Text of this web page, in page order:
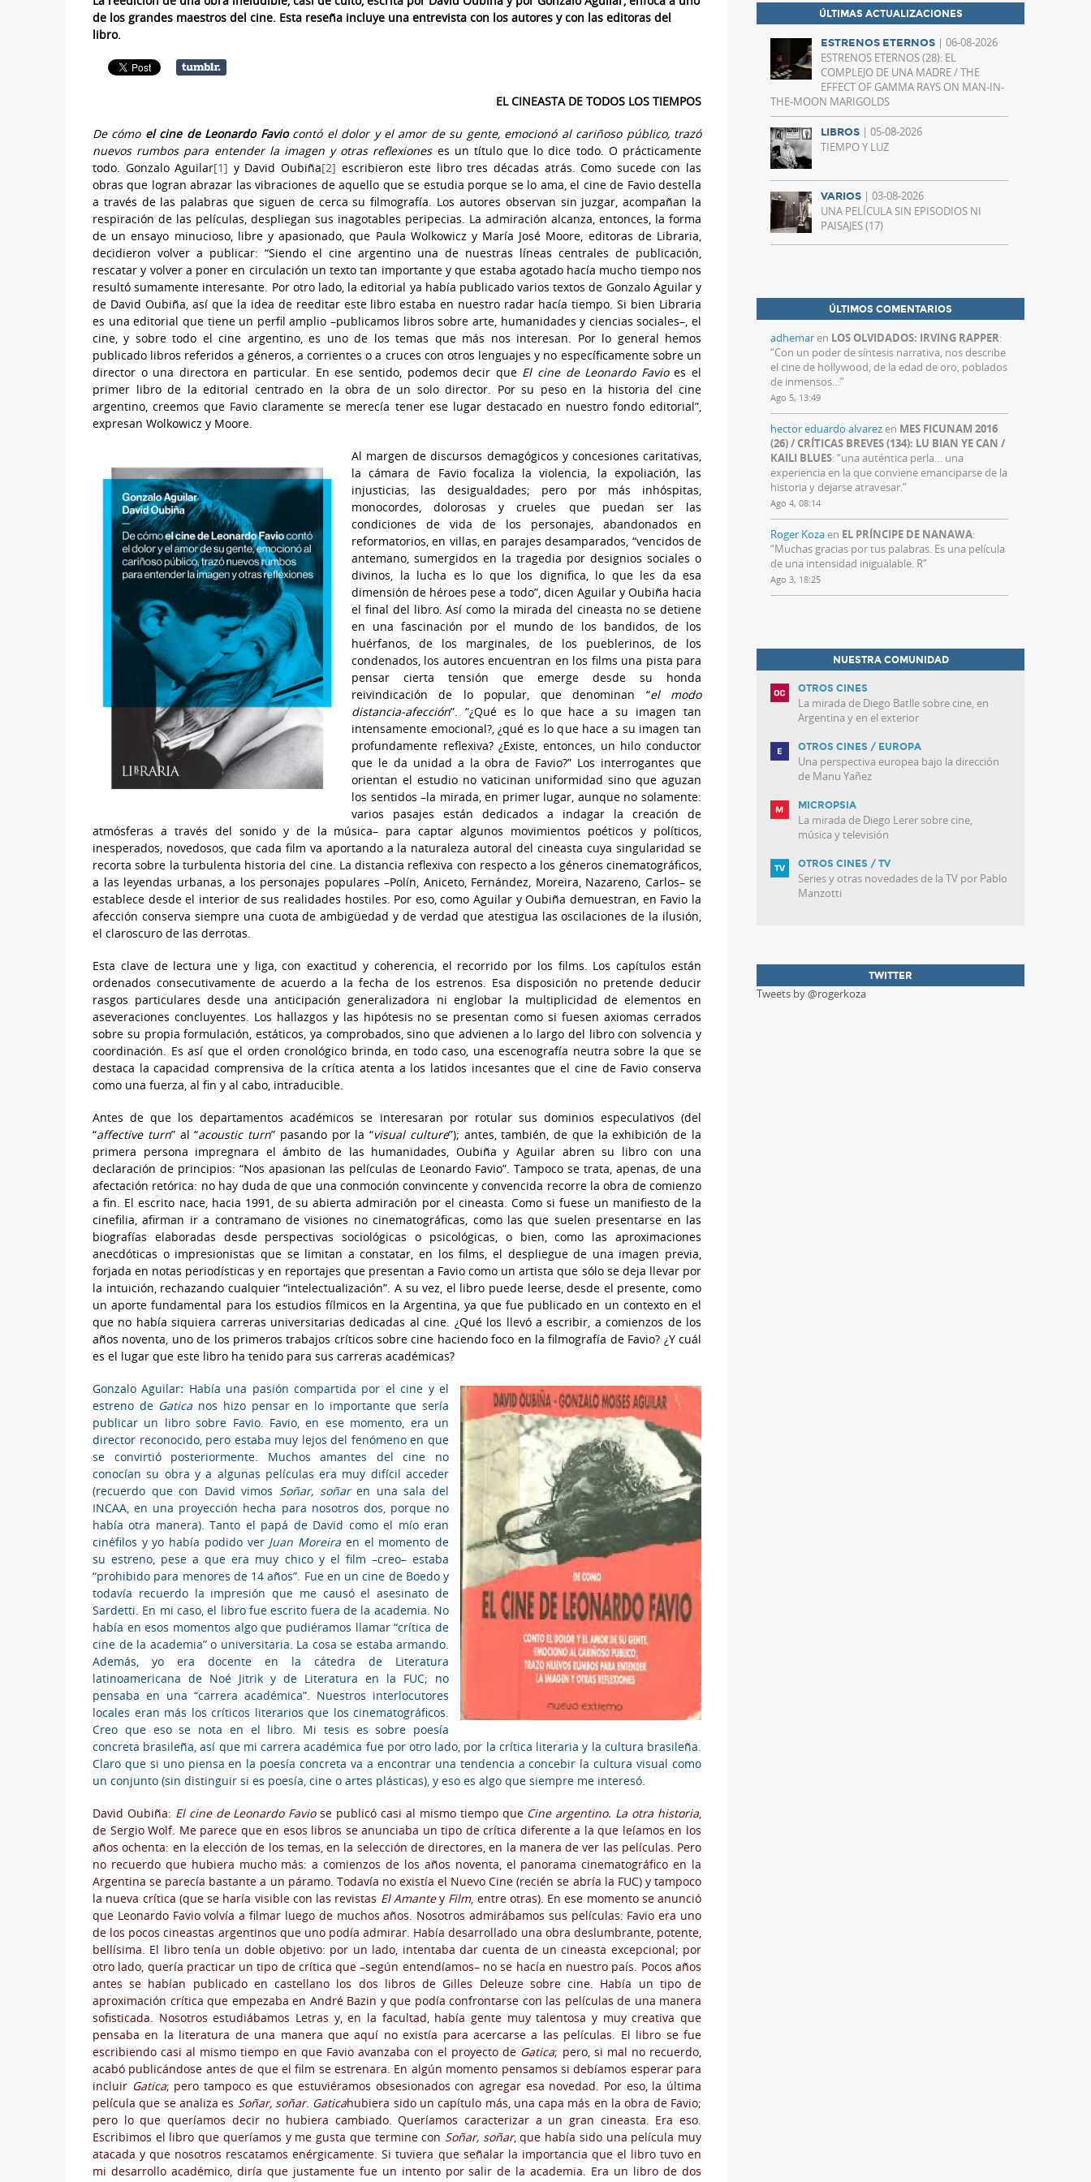
de los grandes maestros del cine. Esta reseña incluye una entrevista con los autores y con las editoras del
libro.
EL CINEASTA DE TODOS LOS TIEMPOS
De cómo el cine de Leonardo Faviocontó el dolor y el amor de su gente, emocionó al cariñoso público, trazó
nuevos rumbos para entender la imagen y otras reflexiones es un título que lo dice todo. O prácticamente
todo. Gonzalo Aguilar[1] y David Oubiña[2] escribieron este libro tres décadas atrás. Como sucede con las
obras que logran abrazar las vibraciones de aquello que se estudia porque se lo ama, el cine de Favio destella
a través de las palabras que siguen de cerca su filmografía. Los autores observan sin juzgar, acompañan la
respiración de las películas, despliegan sus inagotables peripecias. La admiración alcanza, entonces, la forma
de un ensayo minucioso, libre y apasionado, que Paula Wolkowicz y María José Moore, editoras de Libraria,
decidieron volver a publicar: “Siendo el cine argentino una de nuestras líneas centrales de publicación,
rescatar y volver a poner en circulación un texto tan importante y que estaba agotado hacía mucho tiempo nos
resultó sumamente interesante. Por otro lado, la editorial ya había publicado varios textos de Gonzalo Aguilar y
de David Oubiña, así que la idea de reeditar este libro estaba en nuestro radar hacía tiempo. Si bien Libraria
es una editorial que tiene un perfil amplio –publicamos libros sobre arte, humanidades y ciencias sociales–, el
cine, y sobre todo el cine argentino, es uno de los temas que más nos interesan. Por lo general hemos
publicado libros referidos a géneros, a corrientes o a cruces con otros lenguajes y no específicamente sobre un
director o una directora en particular. En ese sentido, podemos decir que El cine de Leonardo Favioes el
primer libro de la editorial centrado en la obra de un solo director. Por su peso en la historia del cine
argentino, creemos que Favio claramente se merecía tener ese lugar destacado en nuestro fondo editorial”,
expresan Wolkowicz y Moore.
Al margen de discursos demagógicos y concesiones caritativas,
la cámara de Favio focaliza la violencia, la expoliación, las
injusticias, las desigualdades; pero por más inhóspitas,
monocordes, dolorosas y crueles que puedan ser las
condiciones de vida de los personajes, abandonados en
reformatorios, en villas, en parajes desamparados, “vencidos de
antemano, sumergidos en la tragedia por designios sociales o
divinos, la lucha es lo que los dignifica, lo que les da esa
dimensión de héroes pese a todo”, dicen Aguilar y Oubiña hacia
el final del libro. Así como la mirada del cineasta no se detiene
en una fascinación por el mundo de los bandidos, de los
huérfanos, de los marginales, de los pueblerinos, de los
condenados, los autores encuentran en los films una pista para
pensar cierta tensión que emerge desde su honda
reivindicación de lo popular, que denominan “el modo
distancia-afección”. “¿Qué es lo que hace a su imagen tan
intensamente emocional?, ¿qué es lo que hace a su imagen tan
profundamente reflexiva? ¿Existe, entonces, un hilo conductor
que le da unidad a la obra de Favio?” Los interrogantes que
orientan el estudio no vaticinan uniformidad sino que aguzan
los sentidos –la mirada, en primer lugar, aunque no solamente:
varios pasajes están dedicados a indagar la creación de
atmósferas a través del sonido y de la música– para captar algunos movimientos poéticos y políticos,
inesperados, novedosos, que cada film va aportando a la naturaleza autoral del cineasta cuya singularidad se
recorta sobre la turbulenta historia del cine. La distancia reflexiva con respecto a los géneros cinematográficos,
a las leyendas urbanas, a los personajes populares –Polín, Aniceto, Fernández, Moreira, Nazareno, Carlos– se
establece desde el interior de sus realidades hostiles. Por eso, como Aguilar y Oubiña demuestran, en Favio la
afección conserva siempre una cuota de ambigüedad y de verdad que atestigua las oscilaciones de la ilusión,
el claroscuro de las derrotas.
Esta clave de lectura une y liga, con exactitud y coherencia, el recorrido por los films. Los capítulos están
ordenados consecutivamente de acuerdo a la fecha de los estrenos. Esa disposición no pretende deducir
rasgos particulares desde una anticipación generalizadora ni englobar la multiplicidad de elementos en
aseveraciones concluyentes. Los hallazgos y las hipótesis no se presentan como si fuesen axiomas cerrados
sobre su propia formulación, estáticos, ya comprobados, sino que advienen a lo largo del libro con solvencia y
coordinación. Es así que el orden cronológico brinda, en todo caso, una escenografía neutra sobre la que se
destaca la capacidad comprensiva de la crítica atenta a los latidos incesantes que el cine de Favio conserva
como una fuerza, al fin y al cabo, intraducible.
Antes de que los departamentos académicos se interesaran por rotular sus dominios especulativos (del
“affective turn” al “acoustic turn” pasando por la “visual culture”); antes, también, de que la exhibición de la
primera persona impregnara el ámbito de las humanidades, Oubiña y Aguilar abren su libro con una
declaración de principios: “Nos apasionan las películas de Leonardo Favio”. Tampoco se trata, apenas, de una
afectación retórica: no hay duda de que una conmoción convincente y convencida recorre la obra de comienzo
a fin. El escrito nace, hacia 1991, de su abierta admiración por el cineasta. Como si fuese un manifiesto de la
cinefilia, afirman ir a contramano de visiones no cinematográficas, como las que suelen presentarse en las
biografías elaboradas desde perspectivas sociológicas o psicológicas, o bien, como las aproximaciones
anecdóticas o impresionistas que se limitan a constatar, en los films, el despliegue de una imagen previa,
forjada en notas periodísticas y en reportajes que presentan a Favio como un artista que sólo se deja llevar por
la intuición, rechazando cualquier “intelectualización”. A su vez, el libro puede leerse, desde el presente, como
un aporte fundamental para los estudios fílmicos en la Argentina, ya que fue publicado en un contexto en el
que no había siquiera carreras universitarias dedicadas al cine. ¿Qué los llevó a escribir, a comienzos de los
años noventa, uno de los primeros trabajos críticos sobre cine haciendo foco en la filmografía de Favio? ¿Y cuál
es el lugar que este libro ha tenido para sus carreras académicas?
Gonzalo Aguilar: Había una pasión compartida por el cine y el
estreno de Gatica nos hizo pensar en lo importante que sería
publicar un libro sobre Favio. Favio, en ese momento, era un
director reconocido, pero estaba muy lejos del fenómeno en que
se convirtió posteriormente. Muchos amantes del cine no
conocían su obra y a algunas películas era muy difícil acceder
(recuerdo que con David vimos Soñar, soñaren una sala del
INCAA, en una proyección hecha para nosotros dos, porque no
había otra manera). Tanto el papá de David como el mío eran
cinéfilos y yo había podido ver Juan Moreira en el momento de
su estreno, pese a que era muy chico y el film –creo– estaba
“prohibido para menores de 14 años”. Fue en un cine de Boedo y
todavía recuerdo la impresión que me causó el asesinato de
Sardetti. En mi caso, el libro fue escrito fuera de la academia. No
había en esos momentos algo que pudiéramos llamar “crítica de
cine de la academia” o universitaria. La cosa se estaba armando.
Además, yo era docente en la cátedra de Literatura
latinoamericana de Noé Jitrik y de Literatura en la FUC; no
pensaba en una “carrera académica”. Nuestros interlocutores
locales eran más los críticos literarios que los cinematográficos.
Creo que eso se nota en el libro. Mi tesis es sobre poesía
concreta brasileña, así que mi carrera académica fue por otro lado, por la crítica literaria y la cultura brasileña.
Claro que si uno piensa en la poesía concreta va a encontrar una tendencia a concebir la cultura visual como
un conjunto (sin distinguir si es poesía, cine o artes plásticas), y eso es algo que siempre me interesó.
David Oubiña: El cine de Leonardo Faviose publicó casi al mismo tiempo que Cine argentino. La otra historia
de Sergio Wolf. Me parece que en esos libros se anunciaba un tipo de crítica diferente a la que leíamos en los
años ochenta: en la elección de los temas, en la selección de directores, en la manera de ver las películas. Pero
no recuerdo que hubiera mucho más: a comienzos de los años noventa, el panorama cinematográfico en la
Argentina se parecía bastante a un páramo. Todavía no existía el Nuevo Cine (recién se abría la FUC) y tampoco
la nueva crítica (que se haría visible con las revistas El Amantey Film, entre otras). En ese momento se anunció
que Leonardo Favio volvía a filmar luego de muchos años. Nosotros admirábamos sus películas: Favio era uno
de los pocos cineastas argentinos que uno podía admirar. Había desarrollado una obra deslumbrante, potente,
bellísima. El libro tenía un doble objetivo: por un lado, intentaba dar cuenta de un cineasta excepcional; por
otro lado, quería practicar un tipo de crítica que –según entendíamos– no se hacía en nuestro país. Pocos años
antes se habían publicado en castellano los dos libros de Gilles Deleuze sobre cine. Había un tipo de
aproximación crítica que empezaba en André Bazin y que podía confrontarse con las películas de una manera
sofisticada. Nosotros estudiábamos Letras y, en la facultad, había gente muy talentosa y muy creativa que
pensaba en la literatura de una manera que aquí no existía para acercarse a las películas. El libro se fue
escribiendo casi al mismo tiempo en que Favio avanzaba con el proyecto de Gatica; pero, si mal no recuerdo,
acabó publicándose antes de que el film se estrenara. En algún momento pensamos si debíamos esperar para
incluir Gatica; pero tampoco es que estuviéramos obsesionados con agregar esa novedad. Por eso, la última
película que se analiza es Soñar, soñar. Gaticahubiera sido un capítulo más, una capa más en la obra de Favio;
pero lo que queríamos decir no hubiera cambiado. Queríamos caracterizar a un gran cineasta. Era eso.
Escribimos el libro que queríamos y me gusta que termine con Soñar, soñar, que había sido una película muy
atacada y que nosotros rescatamos enérgicamente. Si tuviera que señalar la importancia que el libro tuvo en
mi desarrollo académico, diría que justamente fue un intento por salir de la academia. Era un libro de dos
ÚLTIMAS ACTUALIZACIONES
ESTRENOS ETERNOS | 06-08-2026
ESTRENOS ETERNOS (28): EL
COMPLEJO DE UNA MADRE / THE
EFFECT OF GAMMA RAYS ON MAN-IN-
THE-MOON MARIGOLDS
LIBROS | 05-08-2026
TIEMPO Y LUZ
VARIOS | 03-08-2026
UNA PELÍCULA SIN EPISODIOS NI
PAISAJES (17)
ÚLTIMOS COMENTARIOS
adhemaren LOS OLVIDADOS: IRVING RAPPER:
“Con un poder de síntesis narrativa, nos describe
el cine de hollywood, de la edad de oro, poblados
de inmensos…”
Ago 5, 13:49
hector eduardo alvarezen MES FICUNAM 2016
(26) / CRÍTICAS BREVES (134): LU BIAN YE CAN /
KAILI BLUES: “una auténtica perla… una
experiencia en la que conviene emanciparse de la
historia y dejarse atravesar.”
Ago 4, 08:14
Roger Kozaen EL PRÍNCIPE DE NANAWA:
“Muchas gracias por tus palabras. Es una película
de una intensidad inigualable. R”
Ago 3, 18:25
NUESTRA COMUNIDAD
OTROS CINES
La mirada de Diego Batlle sobre cine, en
Argentina y en el exterior
OTROS CINES / EUROPA
Una perspectiva europea bajo la dirección
de Manu Yañez
MICROPSIA
La mirada de Diego Lerer sobre cine,
música y televisión
OTROS CINES / TV
Series y otras novedades de la TV por Pablo
Manzotti
TWITTER
Tweets by @rogerkoza